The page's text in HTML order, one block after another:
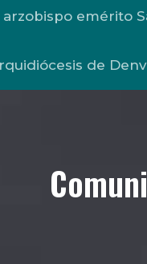
emérito
de